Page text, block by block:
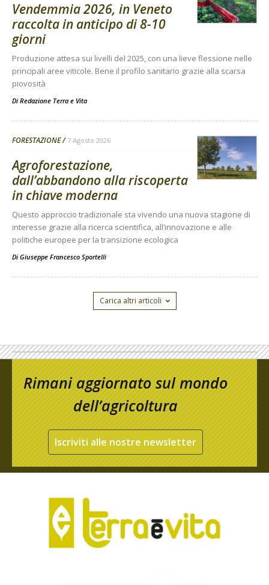
Vendemmia 2026, in Veneto
raccolta in anticipo di 8-10
giorni
Produzione attesa sui livelli del 2025, con una lieve flessione nelle
principali aree viticole. Bene il profilo sanitario grazie alla scarsa
piovosità
Di Redazione Terra e Vita
FORESTAZIONE 7 Agosto 2026
Agroforestazione,
dall’abbandono alla riscoperta
in chiave moderna
Questo approccio tradizionale sta vivendo una nuova stagione di
interesse grazie alla ricerca scientifica, all’innovazione e alle
politiche europee per la transizione ecologica
Di Giuseppe Francesco Sportelli
Carica altri articoli
Rimani aggiornato sul mondo
dell’agricoltura
Iscriviti alle nostre newsletter